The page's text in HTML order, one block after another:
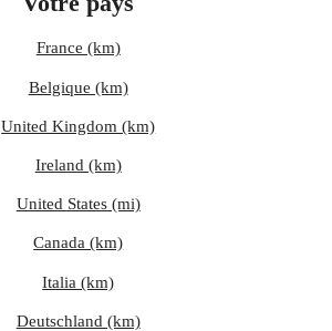
France (km)
Belgique (km)
United Kingdom (km)
Ireland (km)
United States (mi)
Canada (km)
Italia (km)
Deutschland (km)